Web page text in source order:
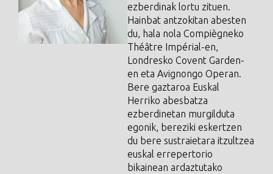
ezberdinak lortu zituen.
Hainbat antzokitan abesten
du, hala nola Compiègneko
Théâtre Impérial-en,
Londresko Covent Garden-
en eta Avignongo Operan.
Bere gaztaroa Euskal
Herriko abesbatza
ezberdinetan murgilduta
egonik, bereziki eskertzen
du bere sustraietara itzultzea
euskal errepertorio
bikainean ardaztutako